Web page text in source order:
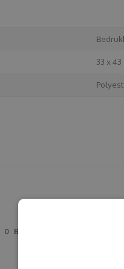
33 x 43
0 BEOORDELINGEN